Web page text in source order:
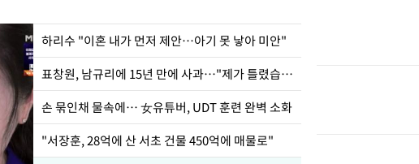
하리수 "이혼 내가 먼저 제안…아기 못 낳아 미안"
표창원, 남규리에 15년 만에 사과…"제가 틀렸습니다"
손 묶인채 물속에… 女유튜버, UDT 훈련 완벽 소화
"서장훈, 28억에 산 서초 건물 450억에 매물로"